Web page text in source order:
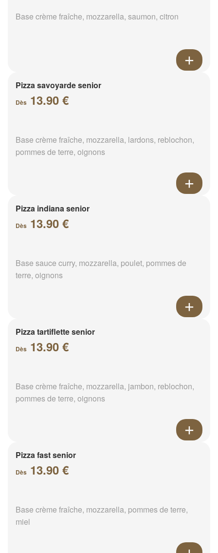
Base crème fraîche, mozzarella, saumon, citron
Pizza savoyarde senior
Dès 13.90 €
Base crème fraîche, mozzarella, lardons, reblochon,
pommes de terre, oignons
Pizza indiana senior
Dès 13.90 €
Base sauce curry, mozzarella, poulet, pommes de
terre, oignons
Pizza tartiflette senior
Dès 13.90 €
Base crème fraîche, mozzarella, jambon, reblochon,
pommes de terre, oignons
Pizza fast senior
Dès 13.90 €
Base crème fraîche, mozzarella, pommes de terre,
miel